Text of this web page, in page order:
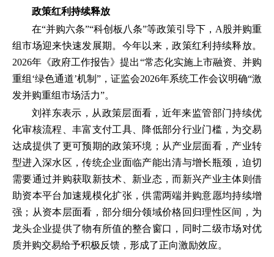
政策红利持续释放
在“并购六条”“科创板八条”等政策引导下，A股并购重
组市场迎来快速发展期。今年以来，政策红利持续释放。
2026年《政府工作报告》提出“常态化实施上市融资、并购
重组‘绿色通道’机制”，证监会2026年系统工作会议明确“激
发并购重组市场活力”。
刘祥东表示，从政策层面看，近年来监管部门持续优
化审核流程、丰富支付工具、降低部分行业门槛，为交易
达成提供了更可预期的政策环境；从产业层面看，产业转
型进入深水区，传统企业面临产能出清与增长瓶颈，迫切
需要通过并购获取新技术、新业态，而新兴产业主体则借
助资本平台加速规模化扩张，供需两端并购意愿均持续增
强；从资本层面看，部分细分领域价格回归理性区间，为
龙头企业提供了物有所值的整合窗口，同时二级市场对优
质并购交易给予积极反馈，形成了正向激励效应。